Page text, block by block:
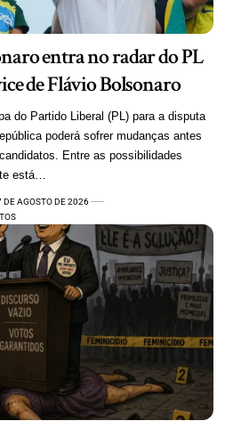
entra no radar do PL
de Flávio Bolsonaro
do Partido Liberal (PL) para a disputa
poderá sofrer mudanças antes
Entre as possibilidades
está…
DE AGOSTO DE 2026